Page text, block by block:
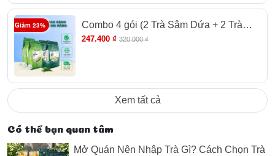
Giảm 23%
Combo 4 gói (2 Trà Sâm Dứa + 2 Trà
Hương Lài) Cao Cấp Newtea 1200G
247.400 ₫ 320.000 ₫
Xem tất cả
Có thể bạn quan tâm
Mở Quán Nên Nhập Trà Gì? Cách Chọn Trà